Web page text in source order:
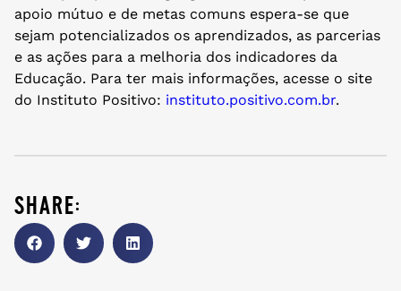
apoio mútuo e de metas comuns espera-se que
sejam potencializados os aprendizados, as parcerias
e as ações para a melhoria dos indicadores da
Educação. Para ter mais informações, acesse o site
do Instituto Positivo: instituto.positivo.com.br.
share: